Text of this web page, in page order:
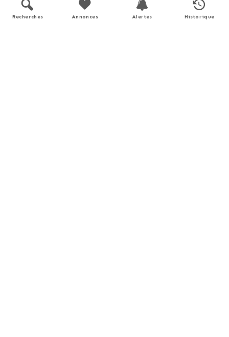
logement extrêmement peu performant
Recherches Annonces Alertes Historique